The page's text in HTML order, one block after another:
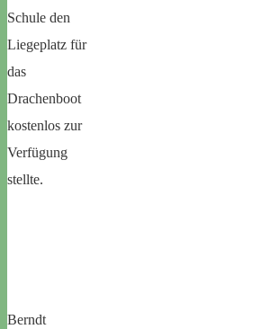
Schule den
Liegeplatz für
das
Drachenboot
kostenlos zur
Verfügung
stellte.
Berndt